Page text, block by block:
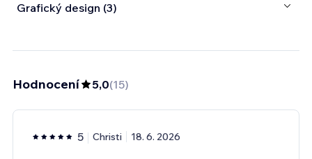
Grafický design (3)
Hodnocení 5,0(15)
5 Christi 18. 6. 2026